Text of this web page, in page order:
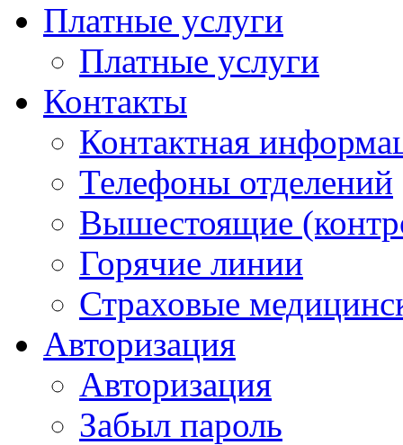
Платные услуги
Платные услуги
Контакты
Контактная
Телефоны отделений
Вышестоящие
Горячие линии
Страховые
Авторизация
Авторизация
Забыл пароль